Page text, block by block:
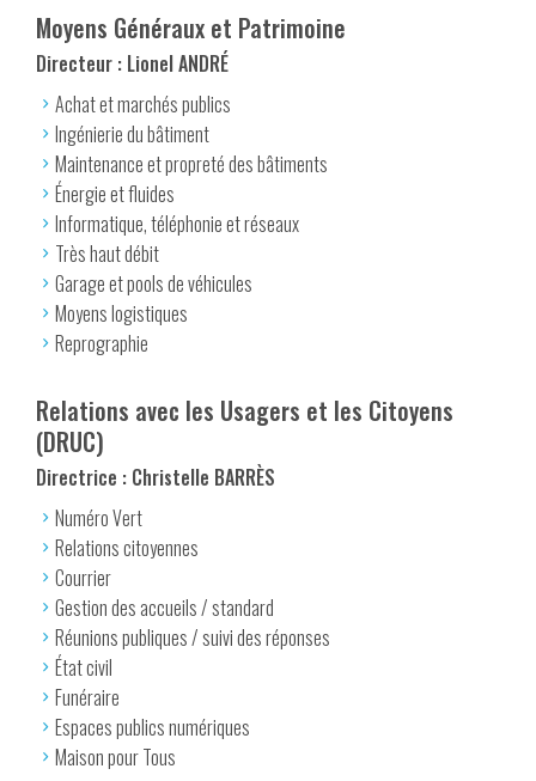
Moyens Généraux et Patrimoine
Directeur : Lionel ANDRÉ
Achat et marchés publics
Ingénierie du bâtiment
Maintenance et propreté des bâtiments
Énergie et fluides
Informatique, téléphonie et réseaux
Très haut débit
Garage et pools de véhicules
Moyens logistiques
Reprographie
Relations avec les Usagers et les Citoyens
(DRUC)
Directrice : Christelle BARRÈS
Numéro Vert
Relations citoyennes
Courrier
Gestion des accueils / standard
Réunions publiques / suivi des réponses
État civil
Funéraire
Espaces publics numériques
Maison pour Tous